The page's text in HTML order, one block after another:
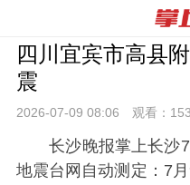
四川宜宾市高县
震
2026-07-09 08:06 观看：
长沙晚报掌上长沙7
地震台网自动测定：7